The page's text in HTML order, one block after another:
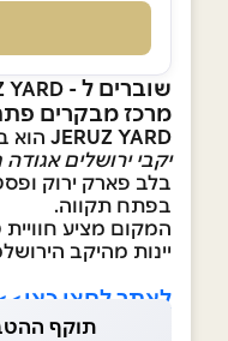
שוברים ל - YARD
מרכז מבקרים
JERUZ YARD הוא
יקבי ירושלים
בלב פארק ירוק
בפתח תקווה.
המקום מציע חוויית
יינות מהיקב
לאתר לחצו כאן>>
תוקף ההטבה עד